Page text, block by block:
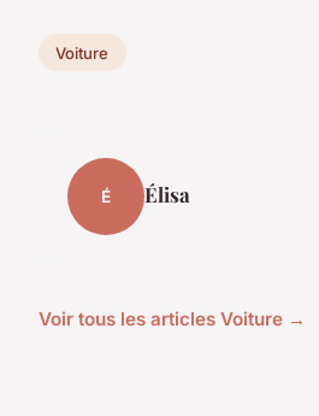
Voiture
É Élisa
Voir tous les articles Voiture →